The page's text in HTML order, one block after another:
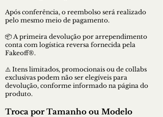
Após conferência, o reembolso será realizado
pelo mesmo meio de pagamento.
📦 A primeira devolução por arrependimento
conta com logística reversa fornecida pela
Fakeoff®.
⚠️ Itens limitados, promocionais ou de collabs
exclusivas podem não ser elegíveis para
devolução, conforme informado na página do
produto.
Troca por Tamanho ou Modelo